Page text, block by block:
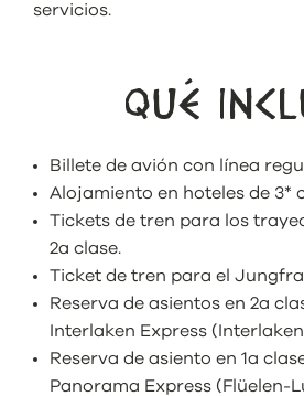
servicios.
QUÉ
Billete de avión con línea
Alojamiento en hoteles de 3*
Tickets de tren para los
2a clase.
Ticket de tren para el
Reserva de asientos en 2a
Interlaken Express
Reserva de asiento en 1a
Panorama Express (Flüelen-